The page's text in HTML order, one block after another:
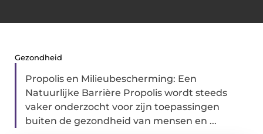
Gezondheid
Propolis en Milieubescherming: Een
Natuurlijke Barrière Propolis wordt steeds
vaker onderzocht voor zijn toepassingen
buiten de gezondheid van mensen en ...